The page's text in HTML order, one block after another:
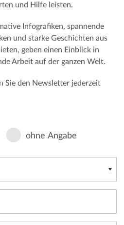
und Hilfe leisten.
Infografiken, spannende
und starke Geschichten aus
geben einen Einblick in
Arbeit auf der ganzen Welt.
Sie den Newsletter jederzeit
ohne Angabe